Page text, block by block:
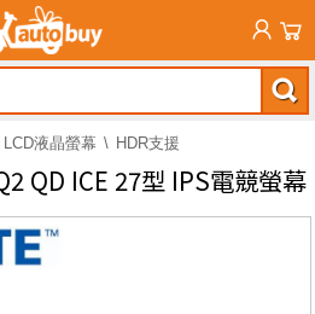
LCD液晶螢幕 HDR支援
QD ICE 27型 IPS電競螢幕